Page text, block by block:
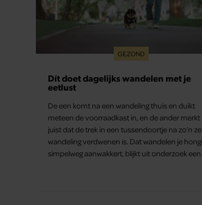
media, adverteren
verstrekt of die ze
GEZOND
Dít doet dagelijks wandelen met je
eetlust
De een komt na een wandeling thuis en duikt
meteen de voorraadkast in, en de ander merkt
juist dat de trek in een tussendoortje na zo’n
wandeling verdwenen is. Dat wandelen je
simpelweg aanwakkert, blijkt uit onderzoek een